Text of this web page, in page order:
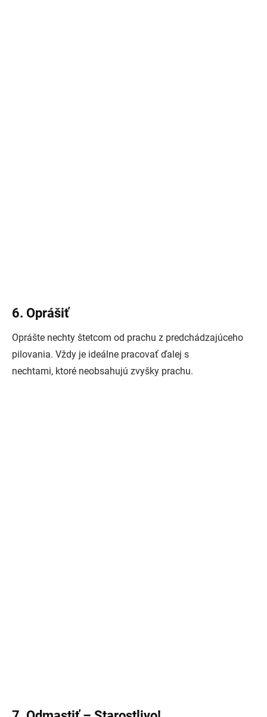
6. Oprášiť
Oprášte nechty štetcom od prachu z predchádzajúceho
pilovania. Vždy je ideálne pracovať ďalej s
nechtami, ktoré neobsahujú zvyšky prachu.